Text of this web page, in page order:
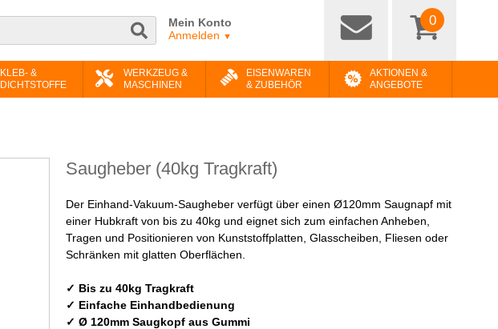
Mein Konto
Anmelden ▼
0
KLEB- &
DICHTSTOFFE
WERKZEUG &
MASCHINEN
EISENWAREN
& ZUBEHÖR
AKTIONEN &
ANGEBOTE
Saugheber (40kg Tragkraft)
Der Einhand-Vakuum-Saugheber verfügt über einen Ø120mm Saugnapf mit
einer Hubkraft von bis zu 40kg und eignet sich zum einfachen Anheben,
Tragen und Positionieren von Kunststoffplatten, Glasscheiben, Fliesen oder
Schränken mit glatten Oberflächen.
✓ Bis zu 40kg Tragkraft
✓ Einfache Einhandbedienung
✓ Ø 120mm Saugkopf aus Gummi